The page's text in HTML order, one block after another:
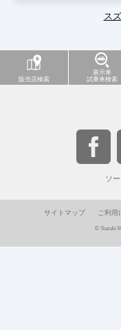
ス
販売店検索
展示車
試乗車検索
ソ
サイトマップ ご利用
© Suzuki